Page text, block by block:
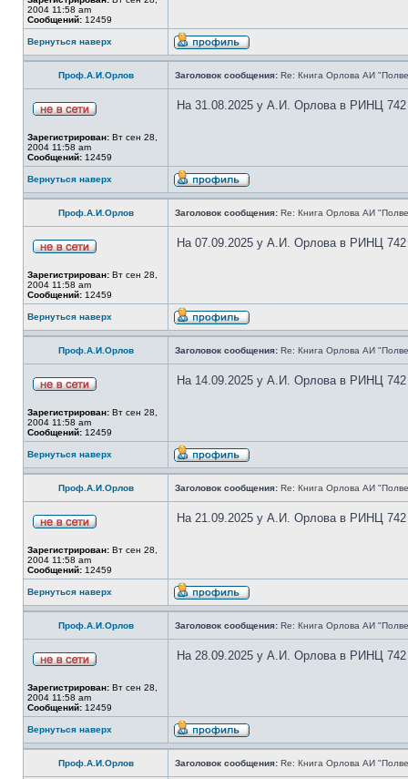
2004 11:58 am
Сообщений: 12459
Вернуться наверх
Проф.А.И.Орлов Заголовок сообщения: Re: Книга Орлова АИ
Зарегистрирован: Вт сен 28,
2004 11:58 am
Сообщений: 12459
На 31.08.2025 у А.И. Орлова в РИНЦ 742
Вернуться наверх
Проф.А.И.Орлов Заголовок сообщения: Re: Книга Орлова АИ
Зарегистрирован: Вт сен 28,
2004 11:58 am
Сообщений: 12459
На 07.09.2025 у А.И. Орлова в РИНЦ 742
Вернуться наверх
Проф.А.И.Орлов Заголовок сообщения: Re: Книга Орлова АИ
Зарегистрирован: Вт сен 28,
2004 11:58 am
Сообщений: 12459
На 14.09.2025 у А.И. Орлова в РИНЦ 742
Вернуться наверх
Проф.А.И.Орлов Заголовок сообщения: Re: Книга Орлова АИ
Зарегистрирован: Вт сен 28,
2004 11:58 am
Сообщений: 12459
На 21.09.2025 у А.И. Орлова в РИНЦ 742
Вернуться наверх
Проф.А.И.Орлов Заголовок сообщения: Re: Книга Орлова АИ
Зарегистрирован: Вт сен 28,
2004 11:58 am
Сообщений: 12459
На 28.09.2025 у А.И. Орлова в РИНЦ 742
Вернуться наверх
Проф.А.И.Орлов Заголовок сообщения: Re: Книга Орлова АИ